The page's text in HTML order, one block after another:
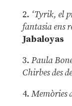
2. ‘Tyrik, el
fantasia ens
Jabaloyas
3. Paula
Chirbes des
4. Memòries